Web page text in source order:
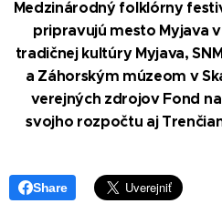
Medzinárodný folklórny
pripravujú mesto Myjava
tradičnej kultúry Myjava,
a Záhorským múzeom v
verejných zdrojov Fond
svojho rozpočtu aj
Share